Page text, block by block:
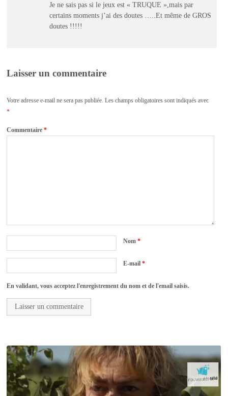
Je ne sais pas si le jeux est « TRUQUE »,mais par
certains moments j’ai des doutes …..Et même de GROS
doutes !!!!!
Laisser un commentaire
Votre adresse e-mail ne sera pas publiée. Les champs obligatoires sont indiqués avec
*
Commentaire*
Nom*
E-mail*
En validant, vous acceptez l'enregistrement du nom et de l'email saisis.